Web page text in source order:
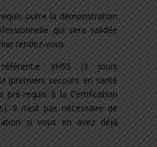
outre la démonstration
qui sera validée
rendez-vous.
VHSS (3 jours
(premiers secours en santé
pré-requis à la Certification
Il n’est pas nécessaire de
si vous en avez déjà